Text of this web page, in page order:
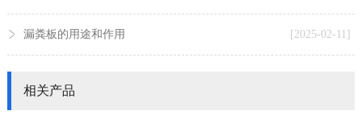
[2025-02-11]
漏粪板的用途和作用
相关产品